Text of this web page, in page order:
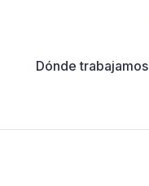
Dónde trabajamos